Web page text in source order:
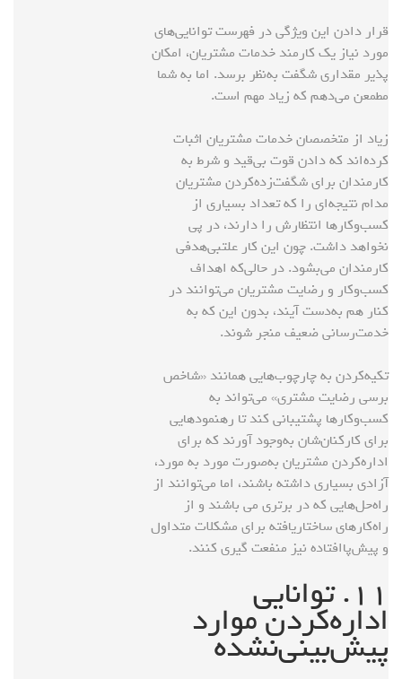
قرار دادن این ویژگی در فهرست توانایی‌های
مورد نیاز یک کارمند خدمات مشتریان، امکان
پذیر مقداری شگفت به‌نظر برسد. اما به شما
مطمعن می‌دهم که زیاد مهم است.
زیاد از متخصصان خدمات مشتریان اثبات
کرده‌اند که دادن قوت بی‌قید و شرط به
کارمندان برای شگفت‌زده‌کردن مشتریان
مدام نتیجه‌ای را که تعداد بسیاری از
کسب‌وکارها انتظارش را دارند، در پی
نخواهد داشت. چون این کار علتبی‌هدفی
کارمندان می‌بشود. در حالی‌که اهداف
کسب‌وکار و رضایت مشتریان می‌توانند در
کنار هم به‌دست آیند، بدون این که به
خدمت‌رسانی ضعیف منجر شوند.
تکیه‌کردن به چارچوب‌هایی همانند «شاخص
برسی رضایت مشتری» می‌تواند به
کسب‌وکارها پشتیبانی کند تا رهنمودهایی
برای کارکنان‌شان به‌وجود آورند که برای
اداره‌کردن مشتریان به‌صورت مورد به مورد،
آزادی بسیاری داشته باشند، اما می‌توانند از
راه‌حل‌هایی که در برتری می باشند و از
راه‌کارهای ساختاریافته برای مشکلات متداول
و پیش‌پاافتاده نیز منفعت گیری کنند.
۱۱. توانایی
اداره‌‌کردن موارد
پیش‌بینی‌نشده